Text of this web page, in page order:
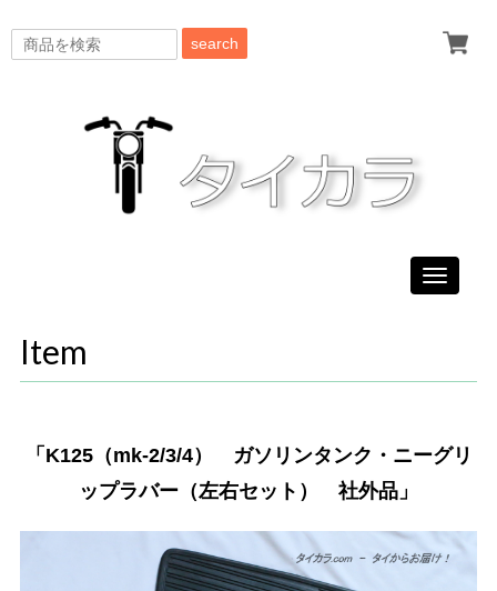
search
Toggle
Item
「K125（mk-2/3/4） ガソリンタンク・ニーグリ
ップラバー（左右セット） 社外品」